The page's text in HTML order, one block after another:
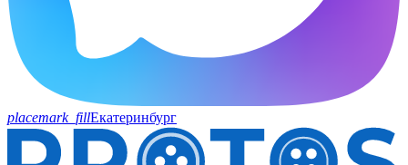
placemark_fillЕкатеринбург